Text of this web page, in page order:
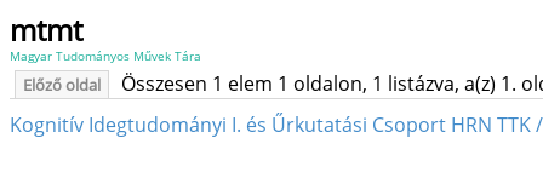
mtmt
Magyar Tudományos Művek Tára
Előző oldal
Összesen 1 elem 1 oldalon, 1 listázva, a(z) 1.
Kognitív Idegtudományi I. és Űrkutatási Csoport HRN TTK /